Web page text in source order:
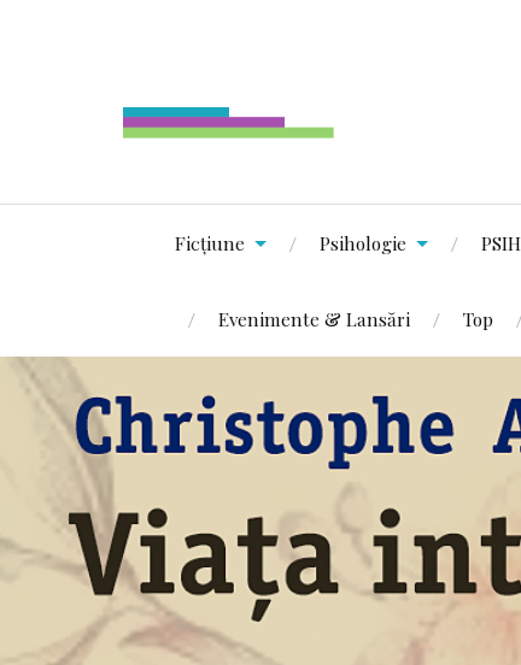
Ficțiune Psihologie
Evenimente & Lansări Top